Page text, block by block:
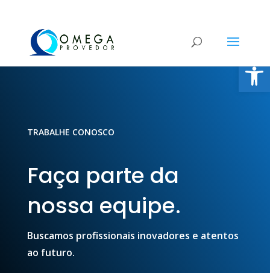
TRABALHE CONOSCO
Faça parte da
nossa equipe.
Buscamos profissionais inovadores e atentos
ao futuro.